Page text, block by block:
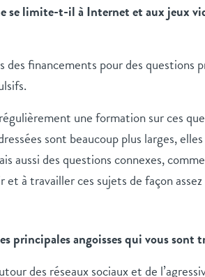
se limite-t-il à Internet et aux jeux
des financements pour des questions
une formation sur ces
sont beaucoup plus larges,
aussi des questions connexes,
à travailler ces sujets de façon
principales angoisses qui vous sont
des réseaux sociaux et de